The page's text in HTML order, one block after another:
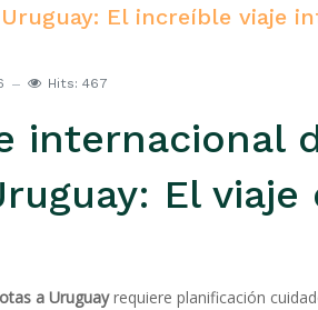
El increíble viaje
Hits: 467
internacional
El viaje
a Uruguayrequiere planificación